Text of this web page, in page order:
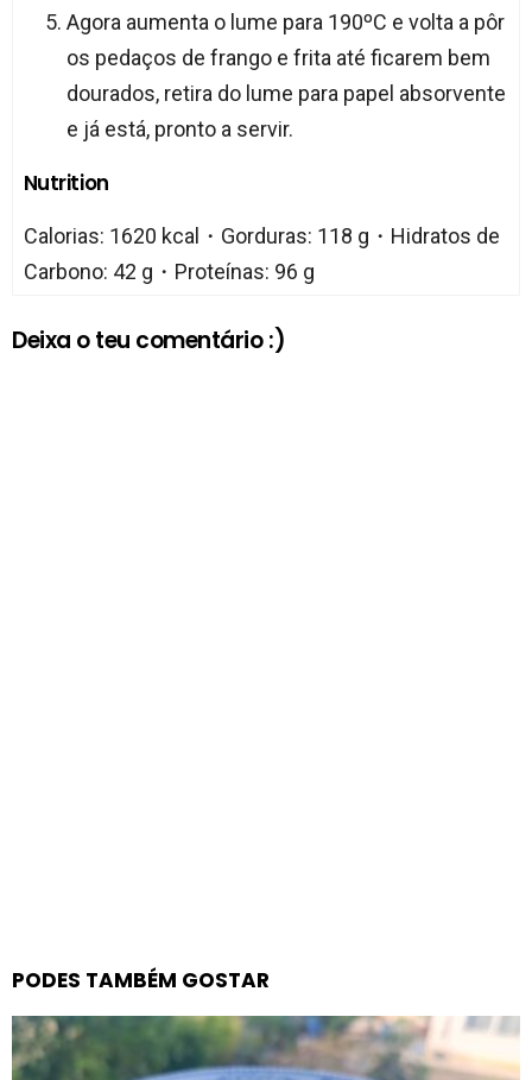
Agora aumenta o lume para 190ºC e volta a pôr
os pedaços de frango e frita até ficarem bem
dourados, retira do lume para papel absorvente
e já está, pronto a servir.
Nutrition
Calorias: 1620 kcal・Gorduras: 118 g・Hidratos de
Carbono: 42 g・Proteínas: 96 g
Deixa o teu comentário :)
PODES TAMBÉM GOSTAR